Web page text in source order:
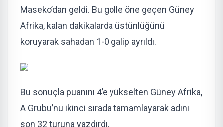
Maseko’dan geldi. Bu golle öne geçen Güney
Afrika, kalan dakikalarda üstünlüğünü
koruyarak sahadan 1-0 galip ayrıldı.
Bu sonuçla puanını 4’e yükselten Güney Afrika,
A Grubu’nu ikinci sırada tamamlayarak adını
son 32 turuna yazdırdı.